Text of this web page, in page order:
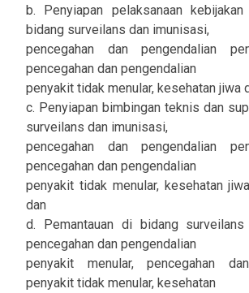
b. Penyiapan pelaksanaan
bidang surveilans dan imunisasi,
pencegahan dan pengendalian
pencegahan dan pengendalian
penyakit tidak menular, kesehatan jiwa
c. Penyiapan bimbingan teknis dan
surveilans dan imunisasi,
pencegahan dan pengendalian
pencegahan dan pengendalian
penyakit tidak menular, kesehatan
dan
d. Pemantauan di bidang
pencegahan dan pengendalian
penyakit menular, pencegahan
penyakit tidak menular, kesehatan